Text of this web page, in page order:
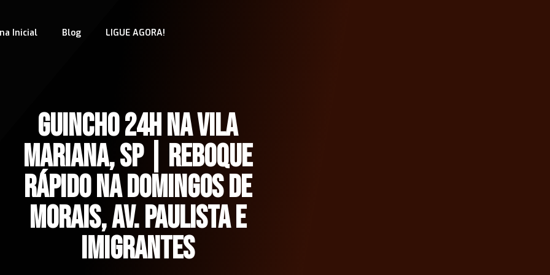
Inicial Blog LIGUE AGORA!
GUINCHO 24H NA VILA
MARIANA, SP | REBOQUE
RÁPIDO NA DOMINGOS DE
MORAIS, AV. PAULISTA E
IMIGRANTES